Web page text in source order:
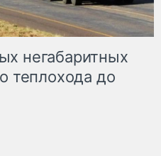
негабаритных
теплохода до